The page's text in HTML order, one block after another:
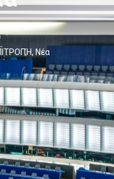
, Νέα